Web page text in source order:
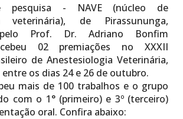
- NAVE (núcleo de
veterinária), de Pirassununga,
pelo Prof. Dr. Adriano Bonfim
02 premiações no XXXII
de Anestesiologia Veterinária,
os dias 24 e 26 de outubro.
mais de 100 trabalhos e o grupo
com o 1° (primeiro) e 3º (terceiro)
oral. Confira abaixo: